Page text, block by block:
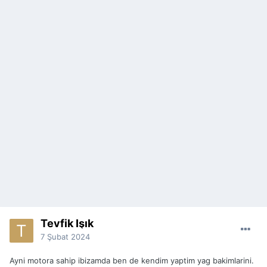
Tevfik Işık
7 Şubat 2024
Ayni motora sahip ibizamda ben de kendim yaptim yag bakimlarini.